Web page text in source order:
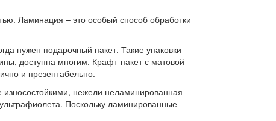
Ламинация – это особый способ обработки
нужен подарочный пакет. Такие упаковки
доступна многим. Крафт-пакет с матовой
и презентабельно.
нежели неламинированная
Поскольку ламинированные